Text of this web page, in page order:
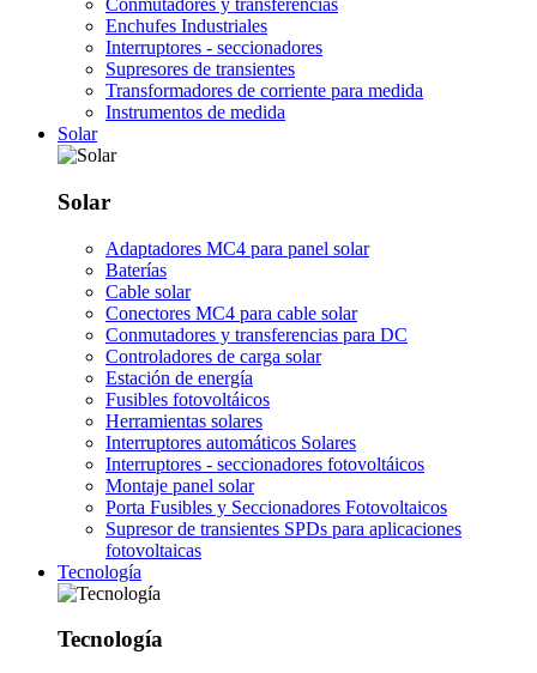
Conmutadores y transferencias
Enchufes Industriales
Interruptores - seccionadores
Supresores de transientes
Transformadores de corriente para medida
Instrumentos de medida
Solar
Solar
Adaptadores MC4 para panel solar
Baterías
Cable solar
Conectores MC4 para cable solar
Conmutadores y transferencias para DC
Controladores de carga solar
Estación de energía
Fusibles fotovoltáicos
Herramientas solares
Interruptores automáticos Solares
Interruptores - seccionadores fotovoltáicos
Montaje panel solar
Porta Fusibles y Seccionadores Fotovoltaicos
Supresor de transientes SPDs para aplicaciones
fotovoltaicas
Tecnología
Tecnología